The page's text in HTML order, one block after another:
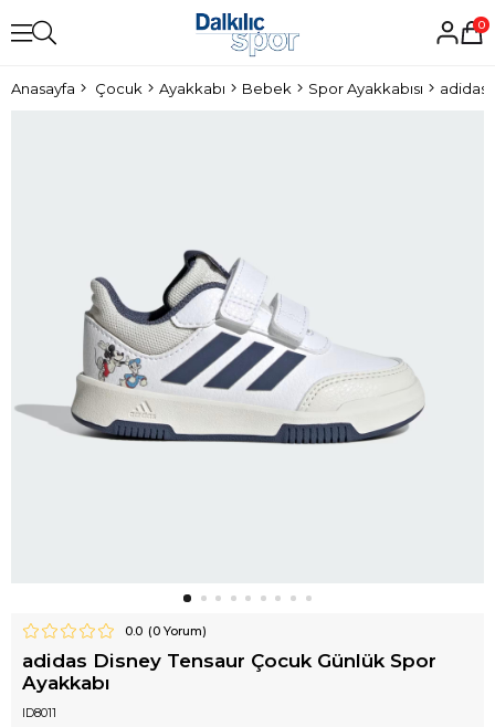
0
Anasayfa Çocuk Ayakkabı Bebek Spor Ayakkabısı adidas
0.0 (0Yorum)
adidas Disney Tensaur Çocuk Günlük Spor
Ayakkabı
ID8011